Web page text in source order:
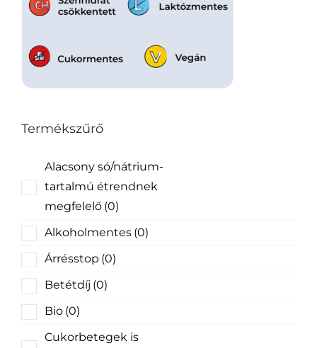
Termékszűrő
Alacsony só/nátrium-
tartalmú étrendnek
megfelelő (0)
Alkoholmentes (0)
Árrésstop (0)
Betétdíj (0)
Bio (0)
Cukorbetegek is